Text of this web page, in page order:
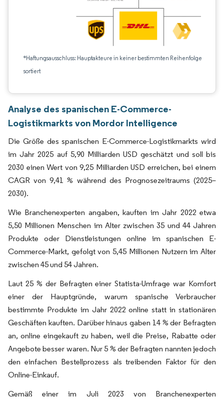
*Haftungsausschluss: Hauptakteure in keiner bestimmten Reihenfolge
sortiert
Analyse des spanischen E-Commerce-
Logistikmarkts von Mordor Intelligence
Die Größe des spanischen E-Commerce-Logistikmarkts wird
im Jahr 2025 auf 5,90 Milliarden USD geschätzt und soll bis
2030 einen Wert von 9,25 Milliarden USD erreichen, bei einem
CAGR von 9,41 % während des Prognosezeitraums (2025–
2030).
Wie Branchenexperten angaben, kauften im Jahr 2022 etwa
5,50 Millionen Menschen im Alter zwischen 35 und 44 Jahren
Produkte oder Dienstleistungen online im spanischen E-
Commerce-Markt, gefolgt von 5,45 Millionen Nutzern im Alter
zwischen 45 und 54 Jahren.
Laut 25 % der Befragten einer Statista-Umfrage war Komfort
einer der Hauptgründe, warum spanische Verbraucher
bestimmte Produkte im Jahr 2022 online statt in stationären
Geschäften kauften. Darüber hinaus gaben 14 % der Befragten
an, online eingekauft zu haben, weil die Preise, Rabatte oder
Angebote besser waren. Nur 5 % der Befragten nannten jedoch
den einfachen Bestellprozess als treibenden Faktor für den
Online-Einkauf.
Gemäß einer im Juli 2023 von Branchenexperten